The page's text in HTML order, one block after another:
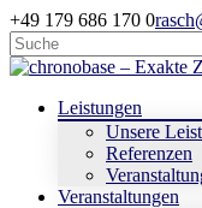
+49 179 686 170 0
Leistungen
Unsere
Referenzen
Veranstaltungen